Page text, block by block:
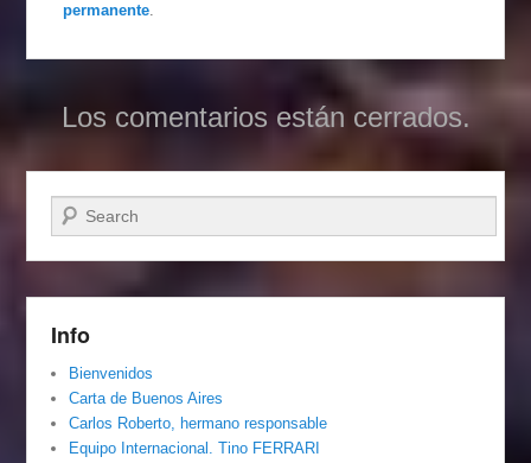
permanente.
Los comentarios están cerrados.
Buscar
Info
Bienvenidos
Carta de Buenos Aires
Carlos Roberto, hermano responsable
Equipo Internacional. Tino FERRARI